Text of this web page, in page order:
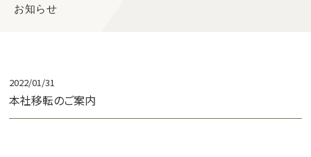
お知らせ
2022/01/31
本社移転のご案内